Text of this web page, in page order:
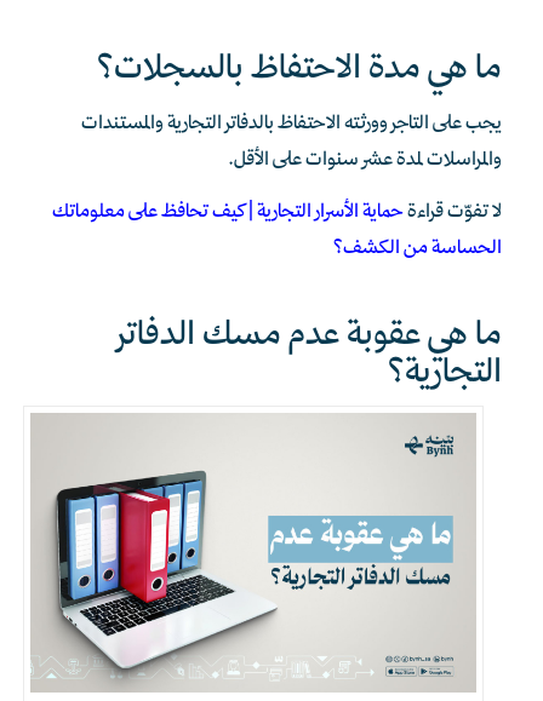
ما هي مدة الاحتفاظ بالسجلات؟
يجب على التاجر وورثته الاحتفاظ بالدفاتر التجارية والمستندات
والمراسلات لمدة عشر سنوات على الأقل.
لا تفوّت قراءةحماية الأسرار التجارية | كيف تحافظ على معلوماتك
الحساسة من الكشف؟
ما هي عقوبة عدم مسك الدفاتر
التجارية؟